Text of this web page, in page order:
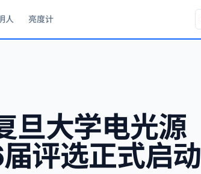
人 亮度计
旦大学电光源
评选正式启动